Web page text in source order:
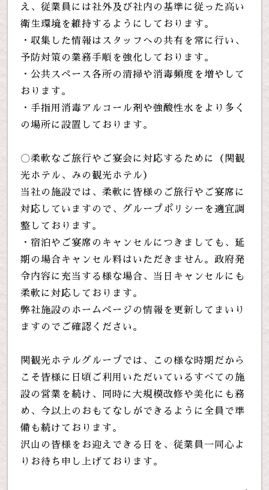
え、従業員には社外及び社内の基準に従った高い
衛生環境を維持するようにしております。
・収集した情報はスタッフへの共有を常に行い、
予防対策の業務手順を強化しております。
・公共スペース各所の清掃や消毒頻度を増やして
おります。
・手指用消毒アルコール剤や強酸性水をより多く
の場所に設置しております。
〇柔軟なご旅行やご宴会に対応するために（関観
光ホテル、みの観光ホテル）
当社の施設では、柔軟に皆様のご旅行やご宴席に
対応していますので、グループポリシーを適宜調
整しております。
・宿泊やご宴席のキャンセルにつきましても、延
期の場合キャンセル料はいただきません。政府発
令内容に充当する様な場合、当日キャンセルにも
柔軟に対応しております。
弊社施設のホームページの情報を更新してまいり
ますのでご確認ください。
関観光ホテルグループでは、この様な時期だから
こそ皆様に日頃ご利用いただいているすべての施
設の営業を続け、同時に大規模改修や美化にも務
め、今以上のおもてなしができるように全員で準
備も続けております。
沢山の皆様をお迎えできる日を、従業員一同心よ
りお待ち申し上げております。